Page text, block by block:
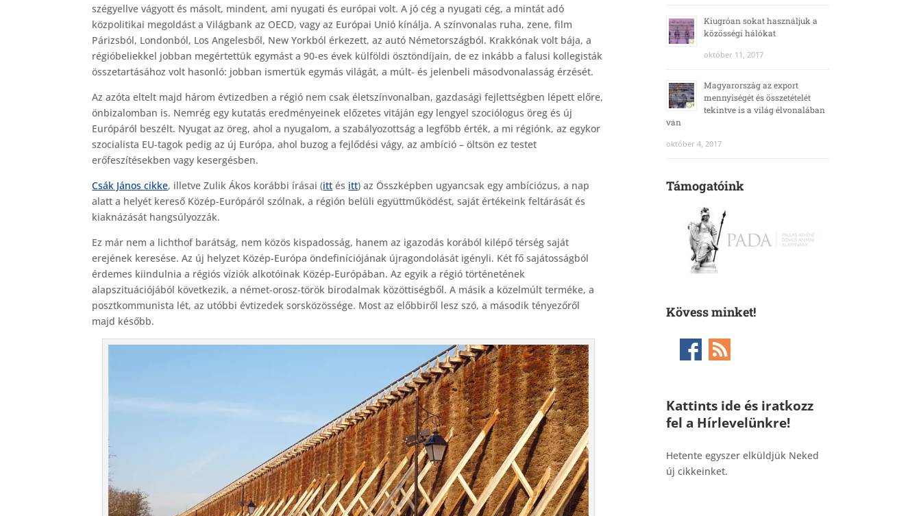
szégyellve vágyott és másolt, mindent, ami nyugati és európai volt. A jó cég a nyugati cég, a mintát adó
közpolitikai megoldást a Világbank az OECD, vagy az Európai Unió kínálja. A színvonalas ruha, zene, film
Párizsból, Londonból, Los Angelesből, New Yorkból érkezett, az autó Németországból. Krakkónak volt bája, a
régióbeliekkel jobban megértettük egymást a 90-es évek külföldi ösztöndíjain, de ez inkább a falusi kollegisták
összetartásához volt hasonló: jobban ismertük egymás világát, a múlt- és jelenbeli másodvonalasság érzését.
Az azóta eltelt majd három évtizedben a régió nem csak életszínvonalban, gazdasági fejlettségben lépett előre,
önbizalomban is. Nemrég egy kutatás eredményeinek előzetes vitáján egy lengyel szociólogus öreg és új
Európáról beszélt. Nyugat az öreg, ahol a nyugalom, a szabályozottság a legfőbb érték, a mi régiónk, az egykor
szocialista EU-tagok pedig az új Európa, ahol buzog a fejlődési vágy, az ambíció – öltsön ez testet
erőfeszítésekben vagy kesergésben.
Csák János cikke, illetve Zulik Ákos korábbi írásai (itt és itt) az Összképben ugyancsak egy ambíciózus, a nap
alatt a helyét kereső Közép-Európáról szólnak, a régión belüli együttműködést, saját értékeink feltárását és
kiaknázását hangsúlyozzák.
Ez már nem a lichthof barátság, nem közös kispadosság, hanem az igazodás korából kilépő térség saját
erejének keresése. Az új helyzet Közép-Európa öndefiníciójának újragondolását igényli. Két fő sajátosságból
érdemes kiindulnia a régiós víziók alkotóinak Közép-Európában. Az egyik a régió történetének
alapszituációjából következik, a német-orosz-török birodalmak közöttiségből. A másik a közelmúlt terméke, a
posztkommunista lét, az utóbbi évtizedek sorsközössége. Most az előbbiről lesz szó, a második tényezőről
majd később.
Kiugróan sokat használjuk a
közösségi hálókat
október 11, 2017
Magyarország az export
mennyiségét és összetételét
tekintve is a világ élvonalában
van
október 4, 2017
Támogatóink
Kövess minket!
Kattints ide és iratkozz
fel a Hírlevelünkre!
Hetente egyszer elküldjük Neked
új cikkeinket.